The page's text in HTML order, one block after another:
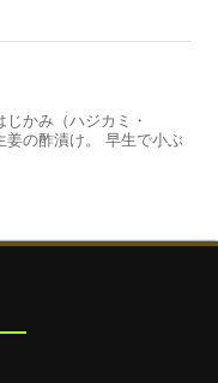
かみ（ハジカミ・
姜の酢漬け。 早生で小ぶ